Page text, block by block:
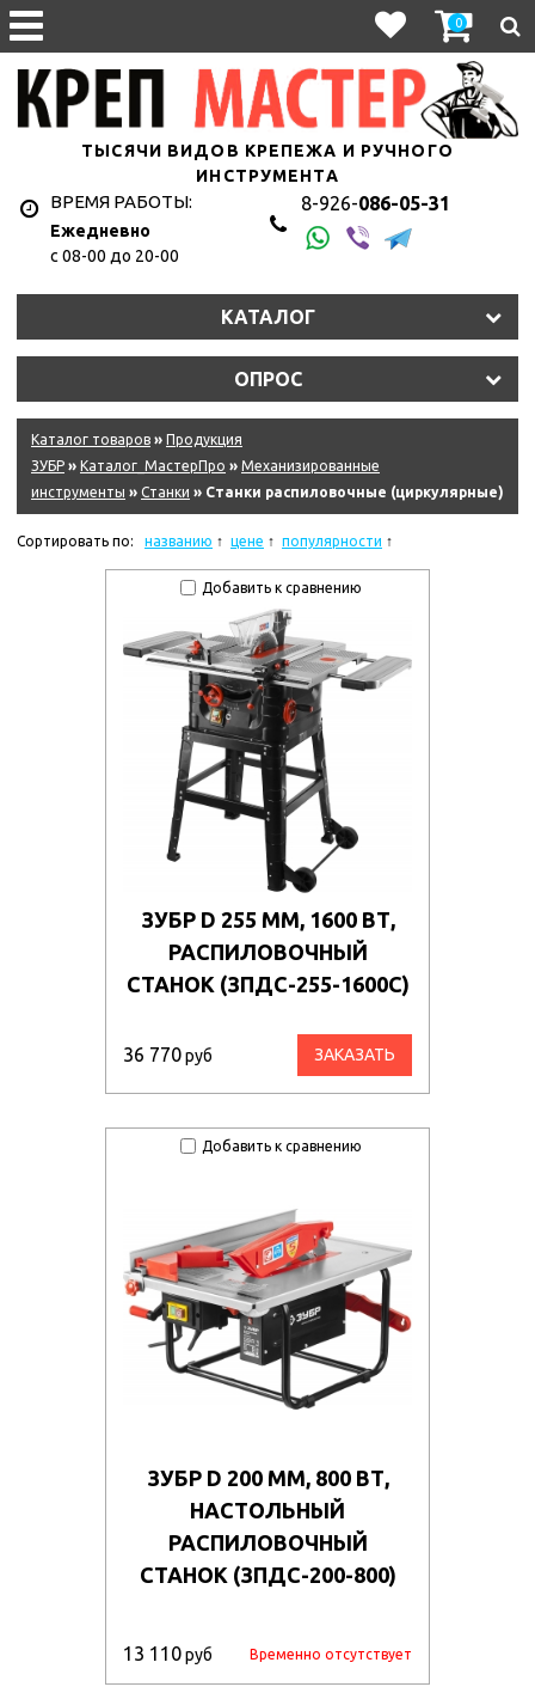
0
ТЫСЯЧИ ВИДОВ КРЕПЕЖА И РУЧНОГО
ИНСТРУМЕНТА
ВРЕМЯ РАБОТЫ:
Ежедневно
с 08-00 до 20-00
8-926-086-05-31
КАТАЛОГ
ОПРОС
Каталог товаров » Продукция
ЗУБР » Каталог_МастерПро » Механизированные
инструменты » Станки » Станки распиловочные (циркулярные)
Сортировать по: названию цене популярности
Добавить к сравнению
ЗУБР D 255 ММ, 1600 ВТ,
РАСПИЛОВОЧНЫЙ
СТАНОК (ЗПДС-255-1600С)
36 770руб ЗАКАЗАТЬ
Добавить к сравнению
ЗУБР D 200 ММ, 800 ВТ,
НАСТОЛЬНЫЙ
РАСПИЛОВОЧНЫЙ
СТАНОК (ЗПДС-200-800)
13 110руб Временно отсутствует